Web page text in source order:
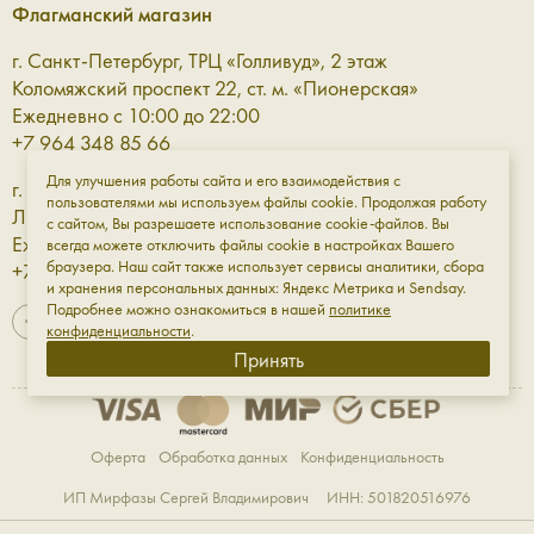
те самые качества, которые мы так ценим в Aprell и наших
маленьких женских сумках.
Модные маленькие сумки для
выразительности в малом.
Сумка, даже самая маленькая, может оказаться в центре
внимания и стать главной героиней вашего образа.
Особенно — если она из гладкой или тактильной
натуральной кожи, с выразительными дизайн-элементами,
красивыми застёжками и удобными ручками. Среди
4630— аккуратная сумка из мягкой кожи в
компактном формате — чтобы брать с собой на
прогулки или вечера с друзьями.
W5102 — глянцевая кожа, словно покрытая
глазурью — идеальна для свиданий или выходов в
Флагманский магазин
г. Санкт-Петербург, ТРЦ «Голливуд», 2 этаж
Коломяжский проспект 22, ст. м. «Пионерская»
Ежедневно с 10:00 до 22:00
+7 964 348 85 66
г. Санкт-Петербург, ТРЦ «Галерея» 3 этаж
Лиговский проспект, 30а, ст. м. «Площадь Восстания»
Ежедневно с 10:00 до 23:00
+7 961 811-18-98
Оферта Обработка данных
Конфиденциальность
ИП Мирфазы Сергей Владимирович ИНН: 501820516976
Для улучшения работы сайта и его взаимодействия с
пользователями мы используем файлы cookie. Продолжая работу
с сайтом, Вы разрешаете использование cookie-файлов. Вы
всегда можете отключить файлы cookie в настройках Вашего
браузера. Наш сайт также использует сервисы аналитики, сбора
и хранения персональных данных: Яндекс Метрика и Sendsay.
Подробнее можно ознакомиться в нашей политике
конфиденциальности.
Принять